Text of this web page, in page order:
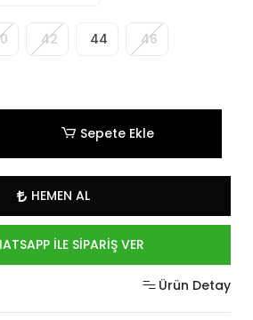
42 44 46
Sepete Ekle
HEMEN AL
İLE SİPARİŞ VER
Ürün Detay